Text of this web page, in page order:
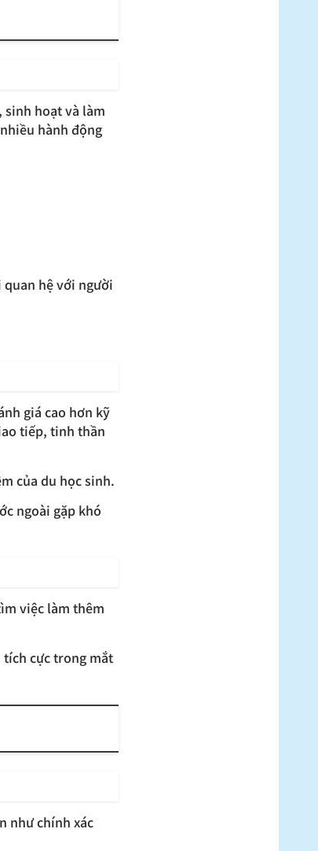
sinh hoạt và làm
hành động
quan hệ với người
giá cao hơn kỹ
tiếp, tinh thần
của du học sinh.
ngoài gặp khó
việc làm thêm
cực trong mắt
như chính xác